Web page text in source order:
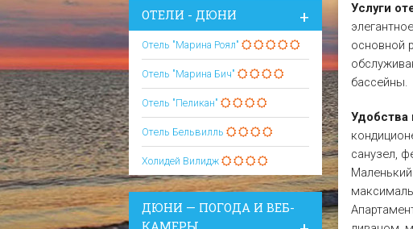
Услуги
основной
бассейны.
Удобства
санузел,
ОТЕЛИ - ДЮНИ
Отель "Марина Роял"
Отель "Марина Бич"
Отель "Пеликан"
Отель Бельвилль
Холидей Вилидж
ДЮНИ — ПОГОДА И ВЕБ-